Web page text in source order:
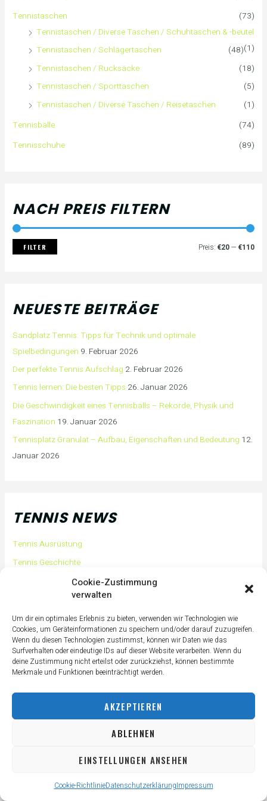
Cookie-Zustimmung
verwalten
Um dir ein optimales Erlebnis zu bieten, verwenden wir Technologien wie
Cookies, um Geräteinformationen zu speichern und/oder darauf zuzugreifen.
Wenn du diesen Technologien zustimmst, können wir Daten wie das
Surfverhalten oder eindeutige IDs auf dieser Website verarbeiten. Wenn du
deine Zustimmung nicht erteilst oder zurückziehst, können bestimmte
Merkmale und Funktionen beeinträchtigt werden.
AKZEPTIEREN
ABLEHNEN
EINSTELLUNGEN ANSEHEN
Cookie-RichtlinieDatenschutzerklärungImpressum
a
Tennistaschen
(73)
Tennistaschen / Diverse Taschen / Schuhtaschen & -beutel
(1)
Tennistaschen / Schlägertaschen
(48)
Tennistaschen / Rucksäcke
(18)
Tennistaschen / Sporttaschen
(5)
Tennistaschen / Diverse Taschen / Reisetaschen
(1)
Tennisbälle
(74)
Tennisschuhe
(89)
NACH PREIS FILTERN
ii
FILTER Preis: €20— €110
NEUESTE BEITRÄGE
Sandplatz Tennis: Tipps für Technik und optimale
Spielbedingungen 9. Februar 2026
Der perfekte Tennis Aufschlag 2. Februar 2026
Tennis lernen: Die besten Tipps 26. Januar 2026
Die Geschwindigkeit eines Tennisballs – Rekorde, Physik und
Faszination 19. Januar 2026
Tennisplatz Granulat – Aufbau, Eigenschaften und Bedeutung 12.
Januar 2026
TENNIS NEWS
Tennis Ausrüstung
Tennis Geschichte
Tennis Tipps und Tricks
Tennis Training für Anfänger
Tennisass Profis
Tennisbälle
Tennisplatz